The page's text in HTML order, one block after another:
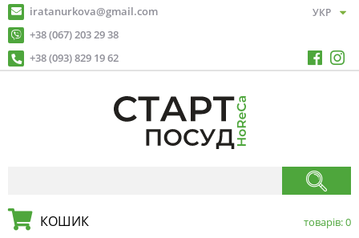
iratanurkova@gmail.com
+38 (067) 203 29 38
+38 (093) 829 19 62
КОШИК товарів:0